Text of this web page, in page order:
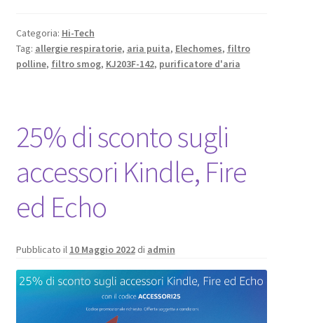
Categoria: Hi-Tech
Tag: allergie respiratorie, aria puita, Elechomes, filtro
polline, filtro smog, KJ203F-142, purificatore d'aria
25% di sconto sugli
accessori Kindle, Fire
ed Echo
Pubblicato il 10 Maggio 2022 di admin